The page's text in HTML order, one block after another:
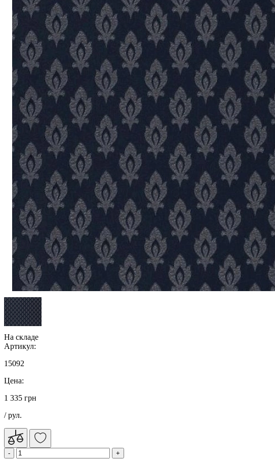
На складе
Артикул:
15092
Цена:
1 335 грн
/ рул.